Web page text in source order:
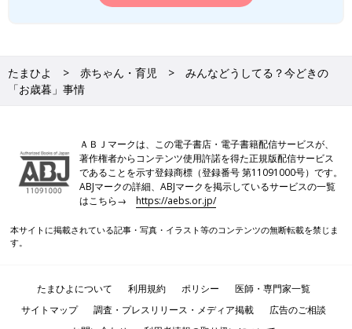
たまひよ 赤ちゃん・育児
みんなどうしてる？今どきの
「お歳暮」事情
ＡＢＪマークは、この電子書店・電子書籍配信サービスが、
著作権者からコンテンツ使用許諾を得た正規版配信サービス
であることを示す登録商標（登録番号 第11091000号）です。
ABJマークの詳細、ABJマークを掲示しているサービスの一覧
はこちら→https://aebs.or.jp/
本サイトに掲載されている記事・写真・イラスト等のコンテンツの無断転載を禁じま
す。
たまひよについて 利用規約 ポリシー
医師・専門家一覧
サイトマップ
調査・プレスリリース・メディア掲載
広告のご相談